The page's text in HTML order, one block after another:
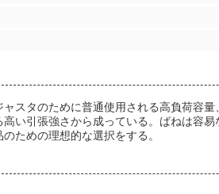
スタのために普通使用される高負荷容量
い引張強さから成っている。ばねは容易
ための理想的な選択をする。